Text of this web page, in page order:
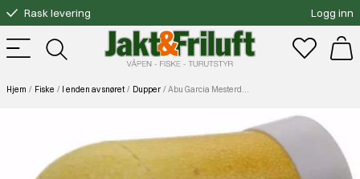
Rask levering
Gratis bytte
Fri frakt over 3000.-
Logg inn
Hjem Fiske I enden av snøret Dupper Abu Garcia Mesterduppen 20g